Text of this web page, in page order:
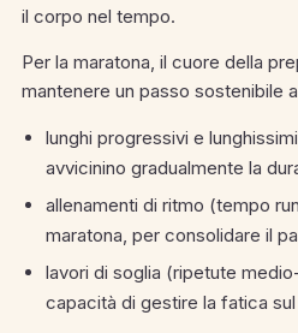
il corpo nel tempo.
Per la maratona, il cuore della
mantenere un passo sostenibile
lunghi progressivi e
avvicinino gradualmente la
allenamenti di ritmo (tempo
maratona, per consolidare il
lavori di soglia (ripetute
capacità di gestire la fatica sul